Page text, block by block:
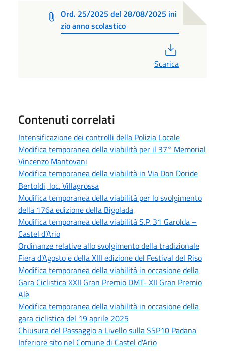
Ord. 25/2025 del 28/08/2025 ini
zio anno scolastico
Scarica
Contenuti correlati
Intensificazione dei controlli della Polizia Locale
Modifica temporanea della viabilità per il 37° Memorial
Vincenzo Mantovani
Modifica temporanea della viabilità in Via Don Doride
Bertoldi, loc. Villagrossa
Modifica temporanea della viabilità per lo svolgimento
della 176a edizione della Bigolada
Modifica temporanea della viabilità S.P. 31 Garolda –
Castel d’Ario
Ordinanze relative allo svolgimento della tradizionale
Fiera d'Agosto e della XIII edizione del Festival del Riso
Modifica temporanea della viabilità in occasione della
Gara Ciclistica XXII Gran Premio DMT- XII Gran Premio
Alè
Modifica temporanea della viabilità in occasione della
gara ciclistica del 19 aprile 2025
Chiusura del Passaggio a Livello sulla SSP10 Padana
Inferiore sito nel Comune di Castel d'Ario